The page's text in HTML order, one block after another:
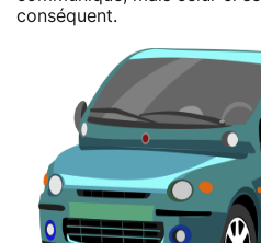
conséquent.